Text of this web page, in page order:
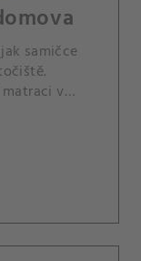
samičce
v